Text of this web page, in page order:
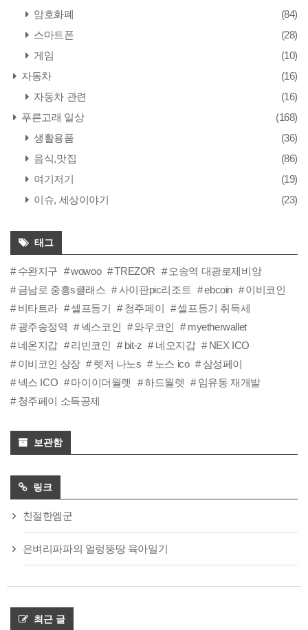
암호화폐
(84)
스마트폰
(28)
게임
(10)
자동차
(16)
자동차 관련
(16)
푸른고래 일상
(168)
생활용품
(36)
음식,맛집
(86)
여기저기
(19)
이슈, 세상이야기
(23)
태그
수완지구 wowoo TREZOR
오송역 대광로제비앙
금남로 중흥s클래스
사이판pic리조트 ebcoin
이비코인
비타트라
셀프등기 청주페이
셀프등기 취득세
광주송정역
넥스코인 와우코인
myetherwallet
네온지갑
리빈코인 bit-z 네오지갑
NEX ICO
이비코인 상장
렛저 나노s 노스 ico
삼성페이
넥스 ICO
마이이더월렛 하드월렛
임유동 재개발
청주페이 소득공제
보관함
링크
친절한엠군
은벼리파파의 얼렁뚱땅 육아일기
최근 글